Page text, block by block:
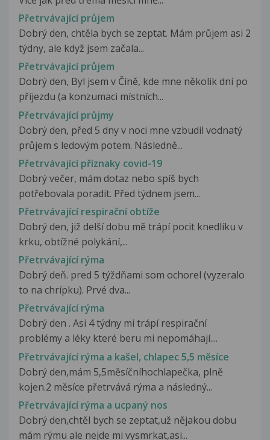
Přetrvávající průjem
Dobrý den, chtěla bych se zeptat. Mám průjem asi 2
týdny, ale když jsem začala...
Přetrvávající průjem
Dobrý den, Byl jsem v Číně, kde mne několik dní po
příjezdu (a konzumaci místních...
Přetrvávající průjmy
Dobrý den, před 5 dny v noci mne vzbudil vodnatý
průjem s ledovým potem. Následně...
Přetrvávající příznaky covid-19
Dobrý večer, mám dotaz nebo spíš bych
potřebovala poradit. Před týdnem jsem...
Přetrvávající respirační obtíže
Dobrý den, již delší dobu mě trápí pocit knedlíku v
krku, obtížné polykání,...
Přetrvávající rýma
Dobrý deň. pred 5 týždňami som ochorel (vyzeralo
to na chrípku). Prvé dva...
Přetrvávající rýma
Dobrý den . Asi 4 týdny mi trápí respirační
problémy a léky které beru mi nepomáhají....
Přetrvávající rýma a kašel, chlapec 5,5 měsíce
Dobrý den,mám 5,5měsíčníhochlapečka, plně
kojen.2 měsíce přetrvává rýma a následný...
Přetrvávající rýma a ucpaný nos
Dobrý den,chtěl bych se zeptat,už nějakou dobu
mám rýmu ale nejde mi vysmrkat,asi...